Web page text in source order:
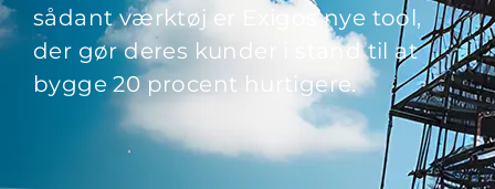
sådant værktøj er Exigos nye tool,
der gør deres kunder i stand til at
bygge 20 procent hurtigere.